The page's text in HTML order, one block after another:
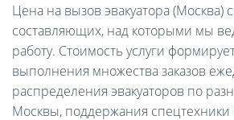
Цена на вызов эвакуатора (Москва)
составляющих, над которыми мы
работу. Стоимость услуги
выполнения множества заказов
распределения эвакуаторов по
Москвы, поддержания